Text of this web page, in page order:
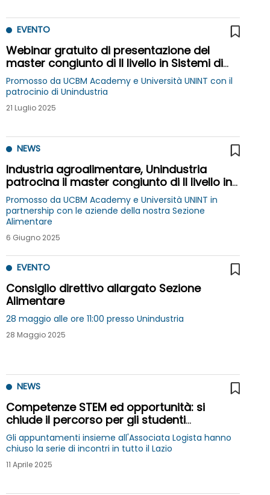
EVENTO
Webinar gratuito di presentazione del
master congiunto di II livello in Sistemi di
progettazione, gestione e qualità del Made
in Italy nel settore Agroalimentare - I
edizione
Promosso da UCBM Academy e Università UNINT con il
patrocinio di Unindustria
21 Luglio 2025
NEWS
Industria agroalimentare, Unindustria
patrocina il master congiunto di II livello in
"Sistemi di progettazione, gestione e
qualità del made in Italy"
Promosso da UCBM Academy e Università UNINT in
partnership con le aziende della nostra Sezione
Alimentare
6 Giugno 2025
EVENTO
Consiglio direttivo allargato Sezione
Alimentare
28 maggio alle ore 11:00 presso Unindustria
28 Maggio 2025
NEWS
Competenze STEM ed opportunità: si
chiude il percorso per gli studenti
organizzato dalla Sezione Alimentare di
Unindustria
Gli appuntamenti insieme all'Associata Logista hanno
chiuso la serie di incontri in tutto il Lazio
11 Aprile 2025